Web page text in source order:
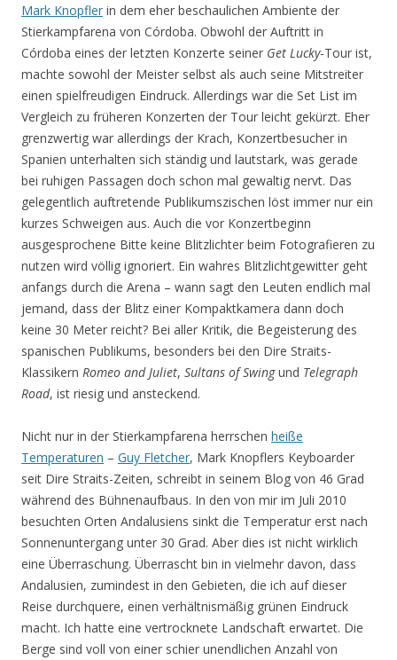
Mark Knopfler in dem eher beschaulichen Ambiente der
Stierkampfarena von Córdoba. Obwohl der Auftritt in
Córdoba eines der letzten Konzerte seiner Get Lucky-Tour ist,
machte sowohl der Meister selbst als auch seine Mitstreiter
einen spielfreudigen Eindruck. Allerdings war die Set List im
Vergleich zu früheren Konzerten der Tour leicht gekürzt. Eher
grenzwertig war allerdings der Krach, Konzertbesucher in
Spanien unterhalten sich ständig und lautstark, was gerade
bei ruhigen Passagen doch schon mal gewaltig nervt. Das
gelegentlich auftretende Publikumszischen löst immer nur ein
kurzes Schweigen aus. Auch die vor Konzertbeginn
ausgesprochene Bitte keine Blitzlichter beim Fotografieren zu
nutzen wird völlig ignoriert. Ein wahres Blitzlichtgewitter geht
anfangs durch die Arena – wann sagt den Leuten endlich mal
jemand, dass der Blitz einer Kompaktkamera dann doch
keine 30 Meter reicht? Bei aller Kritik, die Begeisterung des
spanischen Publikums, besonders bei den Dire Straits-
Klassikern Romeo and Juliet, Sultans of Swingund Telegraph
Road, ist riesig und ansteckend.
Nicht nur in der Stierkampfarena herrschen heiße
Temperaturen – Guy Fletcher, Mark Knopflers Keyboarder
seit Dire Straits-Zeiten, schreibt in seinem Blog von 46 Grad
während des Bühnenaufbaus. In den von mir im Juli 2010
besuchten Orten Andalusiens sinkt die Temperatur erst nach
Sonnenuntergang unter 30 Grad. Aber dies ist nicht wirklich
eine Überraschung. Überrascht bin in vielmehr davon, dass
Andalusien, zumindest in den Gebieten, die ich auf dieser
Reise durchquere, einen verhältnismäßig grünen Eindruck
macht. Ich hatte eine vertrocknete Landschaft erwartet. Die
Berge sind voll von einer schier unendlichen Anzahl von